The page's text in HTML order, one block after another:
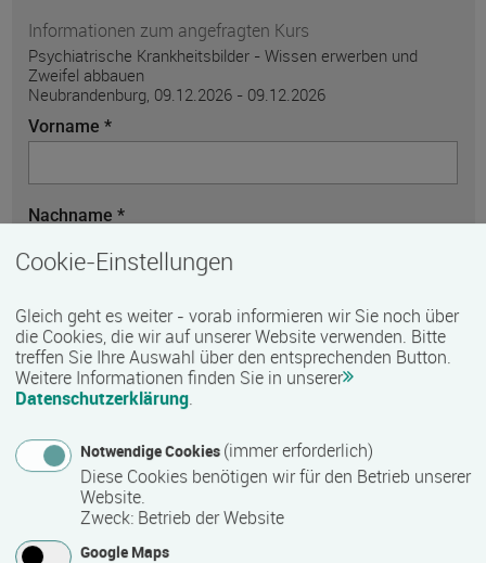
Informationen zum angefragten Kurs
Psychiatrische Krankheitsbilder - Wissen erwerben und
Zweifel abbauen
Neubrandenburg, 09.12.2026 - 09.12.2026
Vorname *
Nachname *
Telefon
E-Mail *
Nachricht *
Cookie-Einstellungen
Gleich geht es weiter - vorab informieren wir Sie noch über
die Cookies, die wir auf unserer Website verwenden. Bitte
treffen Sie Ihre Auswahl über den entsprechenden Button.
Weitere Informationen finden Sie in unserer
Datenschutzerklärung.
Notwendige Cookies (immer erforderlich)
Diese Cookies benötigen wir für den Betrieb unserer
Website.
Zweck: Betrieb der Website
Google Maps